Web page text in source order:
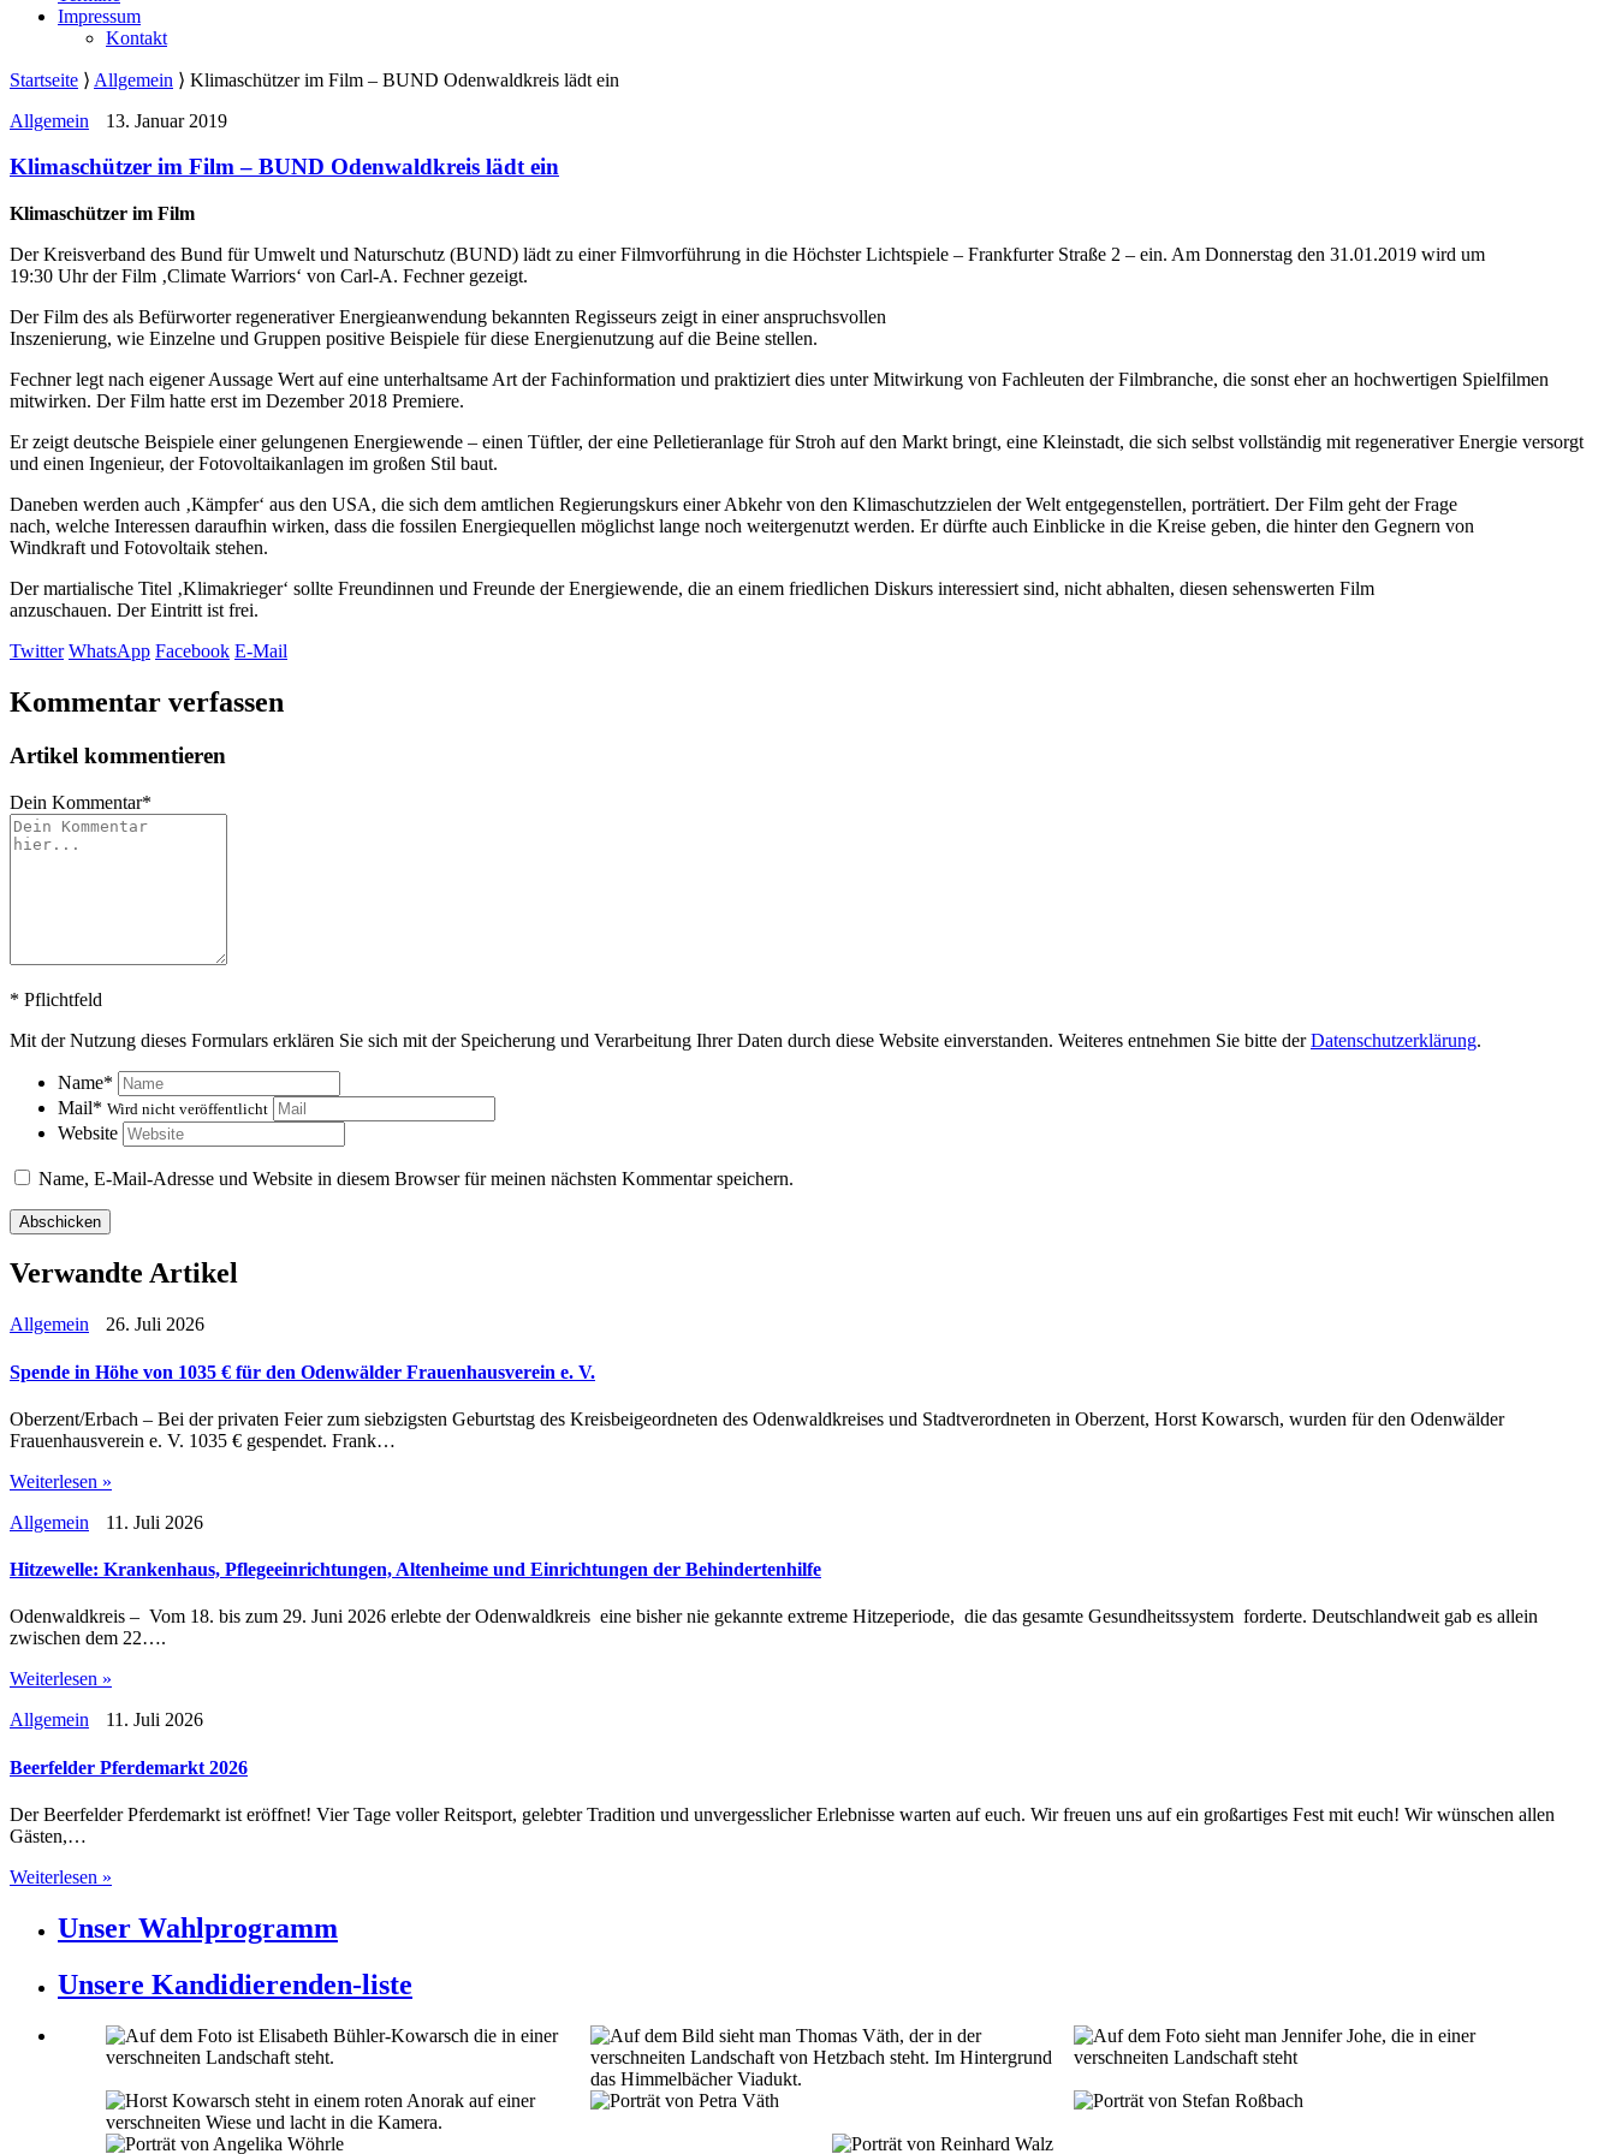
Impressum
Kontakt
Startseite ⟩ Allgemein ⟩ Klimaschützer im Film – BUND Odenwaldkreis lädt ein
Allgemein
13. Januar 2019
Klimaschützer im Film – BUND Odenwaldkreis lädt ein
Klimaschützer im Film
Der Kreisverband des Bund für Umwelt und Naturschutz (BUND) lädt zu einer Filmvorführung in die Höchster Lichtspiele – Frankfurter Straße 2 – ein. Am Donnerstag den 31.01.2019 wird um
19:30 Uhr der Film ‚Climate Warriors‘ von Carl-A. Fechner gezeigt.
Der Film des als Befürworter regenerativer Energieanwendung bekannten Regisseurs zeigt in einer anspruchsvollen
Inszenierung, wie Einzelne und Gruppen positive Beispiele für diese Energienutzung auf die Beine stellen.
Fechner legt nach eigener Aussage Wert auf eine unterhaltsame Art der Fachinformation und praktiziert dies unter Mitwirkung von Fachleuten der Filmbranche, die sonst eher an hochwertigen Spielfilmen
mitwirken. Der Film hatte erst im Dezember 2018 Premiere.
Er zeigt deutsche Beispiele einer gelungenen Energiewende – einen Tüftler, der eine Pelletieranlage für Stroh auf den Markt bringt, eine Kleinstadt, die sich selbst vollständig mit regenerativer Energie versorgt
und einen Ingenieur, der Fotovoltaikanlagen im großen Stil baut.
Daneben werden auch ‚Kämpfer‘ aus den USA, die sich dem amtlichen Regierungskurs einer Abkehr von den Klimaschutzzielen der Welt entgegenstellen, porträtiert. Der Film geht der Frage
nach, welche Interessen daraufhin wirken, dass die fossilen Energiequellen möglichst lange noch weitergenutzt werden. Er dürfte auch Einblicke in die Kreise geben, die hinter den Gegnern von
Windkraft und Fotovoltaik stehen.
Der martialische Titel ‚Klimakrieger‘ sollte Freundinnen und Freunde der Energiewende, die an einem friedlichen Diskurs interessiert sind, nicht abhalten, diesen sehenswerten Film
anzuschauen. Der Eintritt ist frei.
Twitter WhatsApp Facebook E-Mail
Kommentar verfassen
Artikel kommentieren
Dein Kommentar*
* Pflichtfeld
Mit der Nutzung dieses Formulars erklären Sie sich mit der Speicherung und Verarbeitung Ihrer Daten durch diese Website einverstanden. Weiteres entnehmen Sie bitte derDatenschutzerklärung.
Name*
Mail* Wird nicht veröffentlicht
Website
Name, E-Mail-Adresse und Website in diesem Browser für meinen nächsten Kommentar speichern.
Verwandte Artikel
Allgemein 26. Juli 2026
Spende in Höhe von 1035 € für den Odenwälder Frauenhausverein e. V.
Oberzent/Erbach – Bei der privaten Feier zum siebzigsten Geburtstag des Kreisbeigeordneten des Odenwaldkreises und Stadtverordneten in Oberzent, Horst Kowarsch, wurden für den Odenwälder
Frauenhausverein e. V. 1035 € gespendet. Frank…
Weiterlesen »
Allgemein
11. Juli 2026
Hitzewelle: Krankenhaus, Pflegeeinrichtungen, Altenheime und Einrichtungen der Behindertenhilfe
Odenwaldkreis – Vom 18. bis zum 29. Juni 2026 erlebte der Odenwaldkreis eine bisher nie gekannte extreme Hitzeperiode, die das gesamte Gesundheitssystem forderte. Deutschlandweit gab es allein
zwischen dem 22….
Weiterlesen »
Allgemein
11. Juli 2026
Beerfelder Pferdemarkt 2026
Der Beerfelder Pferdemarkt ist eröffnet! Vier Tage voller Reitsport, gelebter Tradition und unvergesslicher Erlebnisse warten auf euch. Wir freuen uns auf ein großartiges Fest mit euch! Wir wünschen allen
Gästen,…
Weiterlesen »
Unser Wahlprogramm
Unsere Kandidierenden-liste